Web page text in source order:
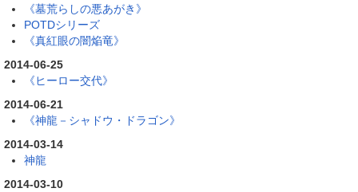
《墓荒らしの悪あがき》
POTDシリーズ
《真紅眼の闇焔竜》
2014-06-25
《ヒーロー交代》
2014-06-21
《神龍－シャドウ・ドラゴン》
2014-03-14
神龍
2014-03-10